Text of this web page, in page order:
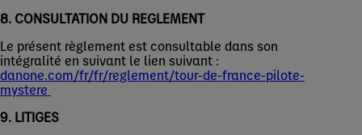
8. CONSULTATION DU REGLEMENT
Le présent règlement est consultable dans son
intégralité en suivant le lien suivant :
danone.com/fr/fr/reglement/tour-de-france-pilote-
mystere
9. LITIGES